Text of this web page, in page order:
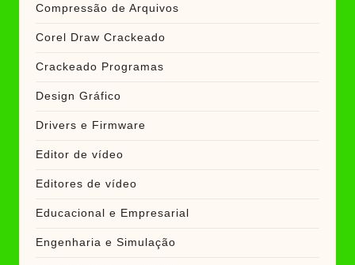
Compressão de Arquivos
Corel Draw Crackeado
Crackeado Programas
Design Gráfico
Drivers e Firmware
Editor de vídeo
Editores de vídeo
Educacional e Empresarial
Engenharia e Simulação